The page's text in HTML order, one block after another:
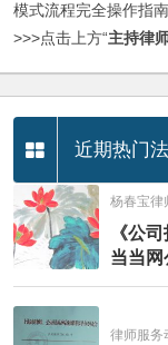
模式流程完全操作指
>>>点击上方“主持律
近期热门
杨春宝律
《公
当当
畅销图
律师服务